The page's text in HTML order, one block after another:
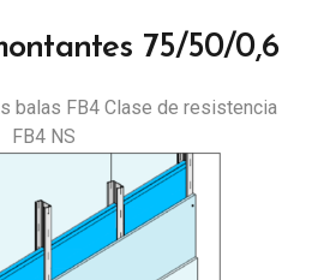
75/50/0,6
balas FB4 Clase de resistencia
FB4 NS